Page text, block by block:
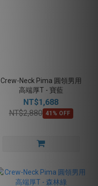
Crew-Neck Pima 圓領男用
高端厚T - 寶藍
NT$1,688
NT$2,880 41% OFF